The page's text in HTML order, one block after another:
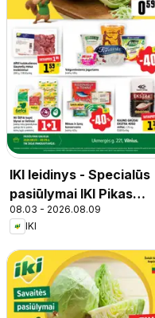
IKI leidinys - Specialūs
pasiūlymai IKI Pikas
parduotuvės klientams
08.03 - 2026.08.09
IKI